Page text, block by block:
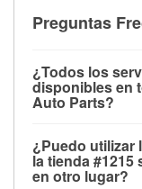
Preguntas
¿Todos los
disponibles en
Auto Parts?
las pruebas de
motor de
¿Puedo utilizar
la tienda
en otro lugar?